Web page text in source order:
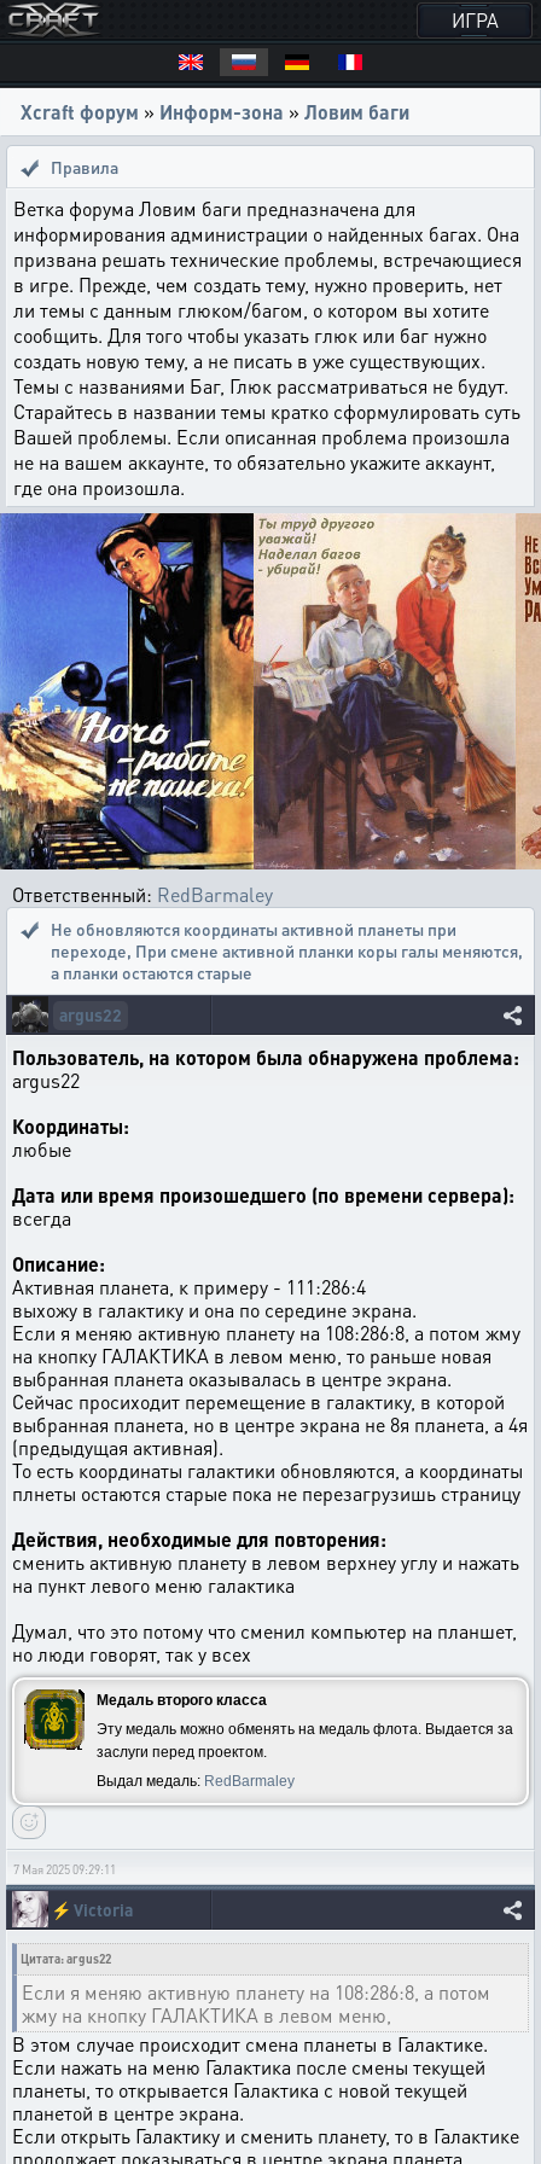
ИГРА
Xcraft форум » Информ-зона » Ловим баги
Правила
Ветка форума Ловим баги предназначена для
информирования администрации о найденных багах. Она
призвана решать технические проблемы, встречающиеся
в игре. Прежде, чем создать тему, нужно проверить, нет
ли темы с данным глюком/багом, о котором вы хотите
сообщить. Для того чтобы указать глюк или баг нужно
создать новую тему, а не писать в уже существующих.
Темы с названиями Баг, Глюк рассматриваться не будут.
Старайтесь в названии темы кратко сформулировать суть
Вашей проблемы. Если описанная проблема произошла
не на вашем аккаунте, то обязательно укажите аккаунт,
где она произошла.
Ответственный: RedBarmaley
Не обновляются координаты активной планеты при
переходе, При смене активной планки коры галы меняются,
а планки остаются старые
argus22
Пользователь, на котором была обнаружена проблема:
argus22
Координаты:
любые
Дата или время произошедшего (по времени сервера):
всегда
Описание:
Активная планета, к примеру - 111:286:4
выхожу в галактику и она по середине экрана.
Если я меняю активную планету на 108:286:8, а потом жму
на кнопку ГАЛАКТИКА в левом меню, то раньше новая
выбранная планета оказывалась в центре экрана.
Сейчас просиходит перемещение в галактику, в которой
выбранная планета, но в центре экрана не 8я планета, а 4я
(предыдущая активная).
То есть координаты галактики обновляются, а координаты
плнеты остаются старые пока не перезагрузишь страницу
Действия, необходимые для повторения:
сменить активную планету в левом верхнеу углу и нажать
на пункт левого меню галактика
Думал, что это потому что сменил компьютер на планшет,
но люди говорят, так у всех
Медаль второго класса
Эту медаль можно обменять на медаль флота. Выдается за
заслуги перед проектом.
Выдал медаль: RedBarmaley
7 Мая 2025 09:29:11
⚡ Victoria
Цитата: argus22
Если я меняю активную планету на 108:286:8, а потом
жму на кнопку ГАЛАКТИКА в левом меню,
В этом случае происходит смена планеты в Галактике.
Если нажать на меню Галактика после смены текущей
планеты, то открывается Галактика с новой текущей
планетой в центре экрана.
Если открыть Галактику и сменить планету, то в Галактике
продолжает показываться в центре экрана планета,